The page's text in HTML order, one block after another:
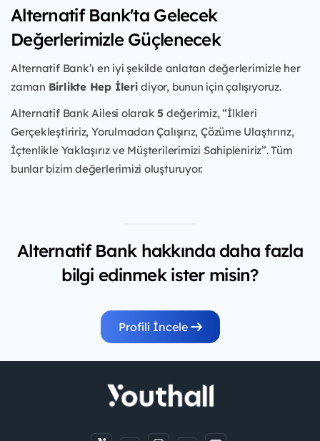
Alternatif Bank'ta Gelecek
Değerlerimizle Güçlenecek
Alternatif Bank’ı en iyi şekilde anlatan değerlerimizle her
zaman Birlikte Hep İleridiyor, bunun için çalışıyoruz.
Alternatif Bank Ailesi olarak5 değerimiz, “İlkleri
Gerçekleştiririz, Yorulmadan Çalışırız, Çözüme Ulaştırırız,
İçtenlikle Yaklaşırız ve Müşterilerimizi Sahipleniriz”. Tüm
bunlar bizim değerlerimizi oluşturuyor.
Alternatif Bank hakkında daha fazla
bilgi edinmek ister misin?
Profili İncele